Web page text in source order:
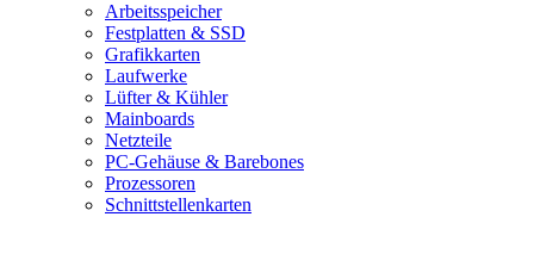
Arbeitsspeicher
Festplatten & SSD
Grafikkarten
Laufwerke
Lüfter & Kühler
Mainboards
Netzteile
PC-Gehäuse & Barebones
Prozessoren
Schnittstellenkarten